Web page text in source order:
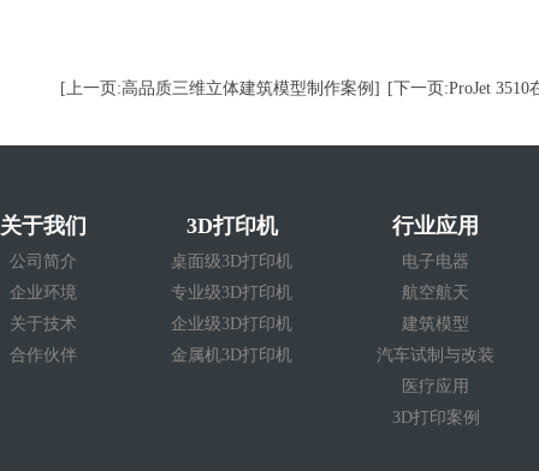
[上一页:高品质三维立体建筑模型制作案例] [下一页:ProJet
关于我们
公司简介
企业环境
关于技术
合作伙伴
3D打印机
桌面级3D打印机
专业级3D打印机
企业级3D打印机
金属机3D打印机
行业应用
电子电器
航空航天
建筑模型
汽车试制与改装
医疗应用
3D打印案例